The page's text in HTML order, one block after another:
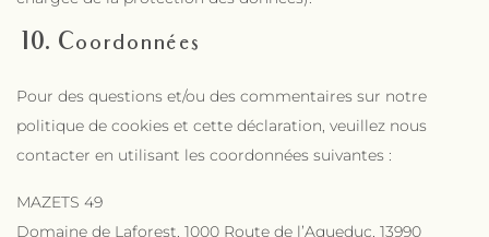
10. Coordonnées
Pour des questions et/ou des commentaires sur notre
politique de cookies et cette déclaration, veuillez nous
contacter en utilisant les coordonnées suivantes :
MAZETS 49
Domaine de Laforest, 1000 Route de l’Aqueduc, 13990